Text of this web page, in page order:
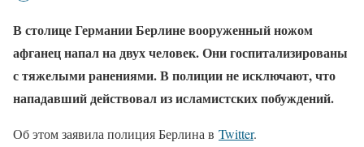
В столице Германии Берлине вооруженный ножом
афганец напал на двух человек. Они госпитализированы
с тяжелыми ранениями. В полиции не исключают, что
нападавший действовал из исламистских побуждений.
Об этом заявила полиция Берлина в Twitter.